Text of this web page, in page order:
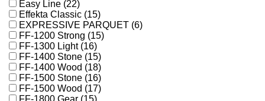
Easy Line (22)
Effekta Classic (15)
EXPRESSIVE PARQUET (6)
FF-1200 Strong (15)
FF-1300 Light (16)
FF-1400 Stone (15)
FF-1400 Wood (18)
FF-1500 Stone (16)
FF-1500 Wood (17)